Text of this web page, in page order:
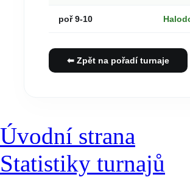
poř 9-10
⬅ Zpět na pořadí turnaje
Úvodní strana
Statistiky turnajů